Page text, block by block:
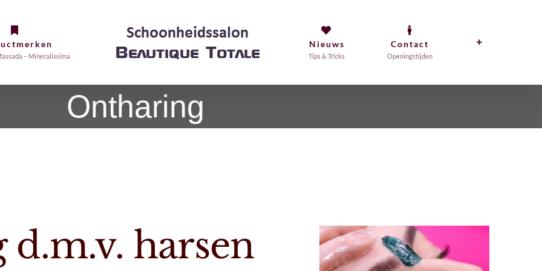
– Mineralissima
Nieuws
Tips & Tricks
Contact
Openingstijden
Ontharing
harsen